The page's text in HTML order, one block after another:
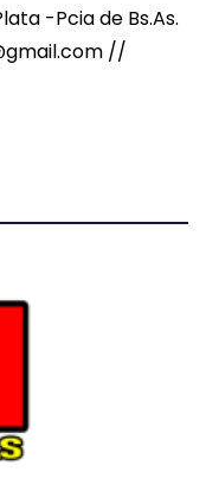
-Pcia de Bs.As.
//